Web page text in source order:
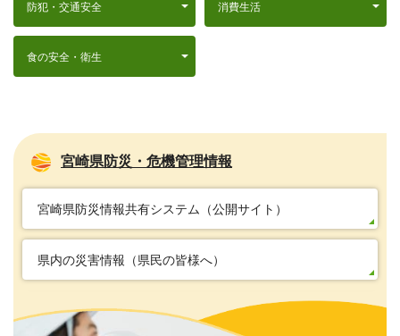
防犯・交通安全 消費生活
食の安全・衛生
宮崎県防災・危機管理情報
宮崎県防災情報共有システム（公開サイト）
県内の災害情報（県民の皆様へ）